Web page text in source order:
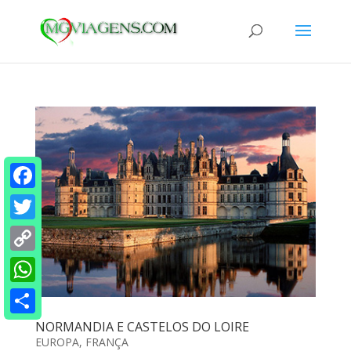
NORMANDIA E CASTELOS DO LOIRE
EUROPA, FRANÇA
Facebook
Twitter
Copy
Link
WhatsApp
Share